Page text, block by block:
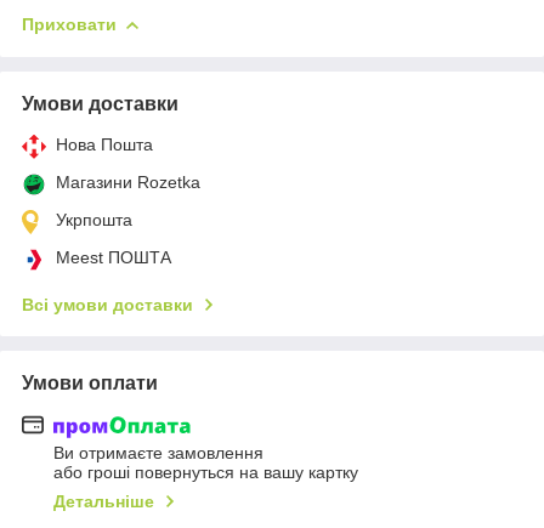
Приховати
Умови доставки
Нова Пошта
Магазини Rozetka
Укрпошта
Meest ПОШТА
Всі умови доставки
Умови оплати
Ви отримаєте замовлення
або гроші повернуться на вашу картку
Детальніше